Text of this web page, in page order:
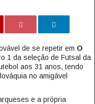
de se repetir em O
1 da seleção de Futsal da
aos 31 anos, tendo
no amigável
e a própria